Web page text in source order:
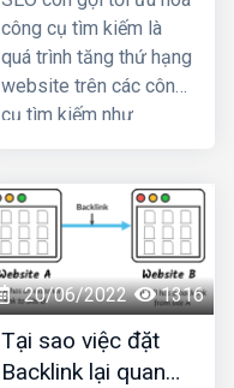
công cụ tìm kiếm là
quá trình tăng thứ hạng
website trên các công
cụ tìm kiếm như
thương hiệu tới khách
hàng. SEO có 3 phần:
chiến lược, chiến thuật
và copywriting. Khi
đảm bảo 3 yếu tố đó
thì chiến lược
marketing của bạn sẽ
20/06/2022 1316
Tại sao việc đặt
Backlink lại quan